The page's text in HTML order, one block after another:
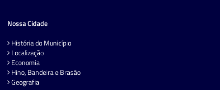
Nossa Cidade
História do Município
Localização
Economia
Hino, Bandeira e Brasão
Geografia